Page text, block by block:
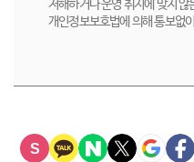
저해하거나 운영 취지에 맞지 않
개인정보보호법에 의해 통보없